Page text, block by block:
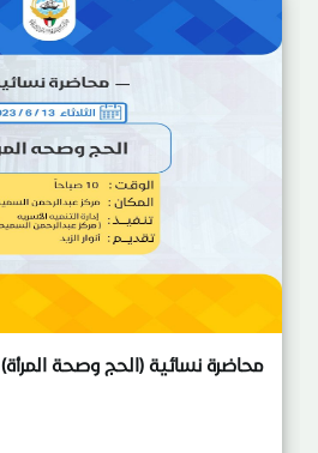
محاضرة نسائية (الحج وصحة المرأة)